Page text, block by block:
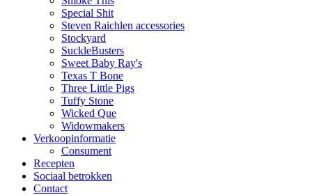
Special Shit
Steven Raichlen accessories
Stockyard
SuckleBusters
Sweet Baby Ray's
Texas T Bone
Three Little Pigs
Tuffy Stone
Wicked Que
Widowmakers
Verkoopinformatie
Consument
Recepten
Sociaal betrokken
Contact